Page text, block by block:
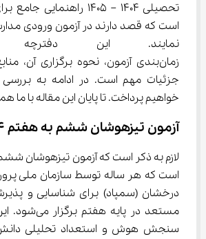
تحصیلی 1404 – 1405
است که قصد دارند در آزمون ورودی
نمایند. این
زمان‌بندی آزمون، نحوه برگزاری آن،
جزئیات مهم است. در ادامه به بررسی
خواهیم پرداخت. تا پایان این مقاله با ما
آزمون تیزهوشان ششم به هفتم 1404 – 1405
لازم به ذکر است که آزمون تیزهوشان
است که هر ساله توسط سازمان ملی
درخشان (سمپاد) برای شناسایی و
مستعد در پایه
سنجش هوش و استعداد تحلیلی دانش